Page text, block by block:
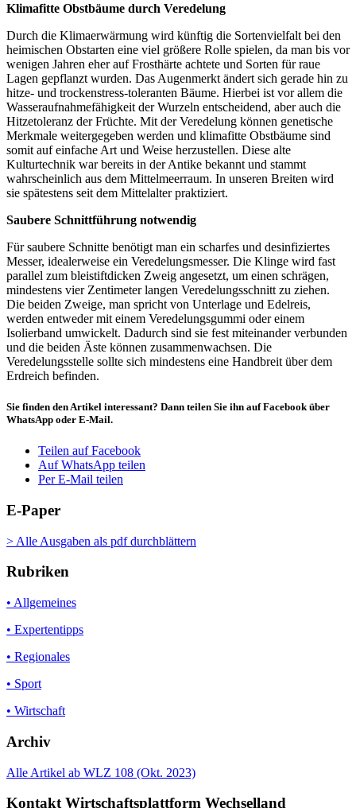
Klimafitte Obstbäume durch Veredelung
Durch die Klimaerwärmung wird künftig die Sortenvielfalt bei den
heimischen Obstarten eine viel größere Rolle spielen, da man bis vor
wenigen Jahren eher auf Frosthärte achtete und Sorten für raue
Lagen gepflanzt wurden. Das Augenmerkt ändert sich gerade hin zu
hitze- und trockenstress-toleranten Bäume. Hierbei ist vor allem die
Wasseraufnahmefähigkeit der Wurzeln entscheidend, aber auch die
Hitzetoleranz der Früchte. Mit der Veredelung können genetische
Merkmale weitergegeben werden und klimafitte Obstbäume sind
somit auf einfache Art und Weise herzustellen. Diese alte
Kulturtechnik war bereits in der Antike bekannt und stammt
wahrscheinlich aus dem Mittelmeerraum. In unseren Breiten wird
sie spätestens seit dem Mittelalter praktiziert.
Saubere Schnittführung notwendig
Für saubere Schnitte benötigt man ein scharfes und desinfiziertes
Messer, idealerweise ein Veredelungsmesser. Die Klinge wird fast
parallel zum bleistiftdicken Zweig angesetzt, um einen schrägen,
mindestens vier Zentimeter langen Veredelungsschnitt zu ziehen.
Die beiden Zweige, man spricht von Unterlage und Edelreis,
werden entweder mit einem Veredelungsgummi oder einem
Isolierband umwickelt. Dadurch sind sie fest miteinander verbunden
und die beiden Äste können zusammenwachsen. Die
Veredelungsstelle sollte sich mindestens eine Handbreit über dem
Erdreich befinden.
Sie finden den Artikel interessant? Dann teilen Sie ihn auf Facebook über
WhatsApp oder E-Mail.
Teilen auf Facebook
Auf WhatsApp teilen
Per E-Mail teilen
E-Paper
> Alle Ausgaben als pdf durchblättern
Rubriken
• Allgemeines
• Expertentipps
• Regionales
• Sport
• Wirtschaft
Archiv
Alle Artikel ab WLZ 108 (Okt. 2023)
Kontakt Wirtschaftsplattform Wechselland